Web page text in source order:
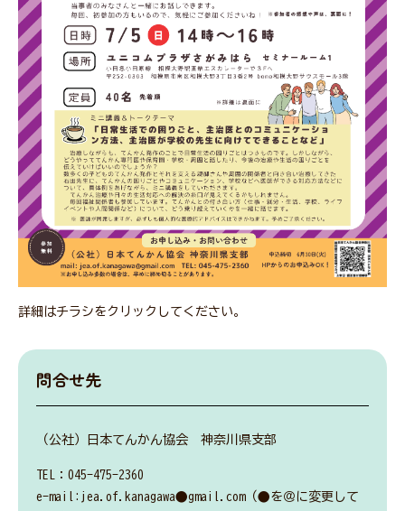
詳細はチラシをクリックしてください。
問合せ先
（公社）日本てんかん協会 神奈川県支部
TEL：045-475-2360
e-mail:jea.of.kanagawa●gmail.com（●を＠に変更して